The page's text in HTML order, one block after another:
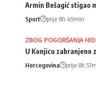
Armin Bešagić stigao
Sport prije 8h 49min
ZBOG POGORŠANJA
U Konjicu zabranjeno
Hercegovina prije 8h